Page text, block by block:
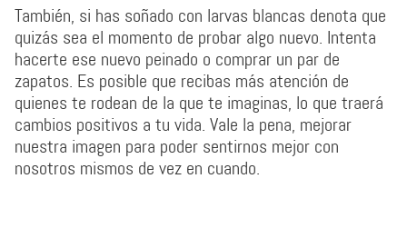
También, si has soñado con larvas blancas denota que
quizás sea el momento de probar algo nuevo. Intenta
hacerte ese nuevo peinado o comprar un par de
zapatos. Es posible que recibas más atención de
quienes te rodean de la que te imaginas, lo que traerá
cambios positivos a tu vida. Vale la pena, mejorar
nuestra imagen para poder sentirnos mejor con
nosotros mismos de vez en cuando.